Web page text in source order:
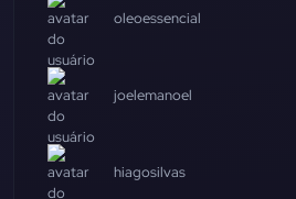
oleoessencial
joelemanoel
hiagosilvas